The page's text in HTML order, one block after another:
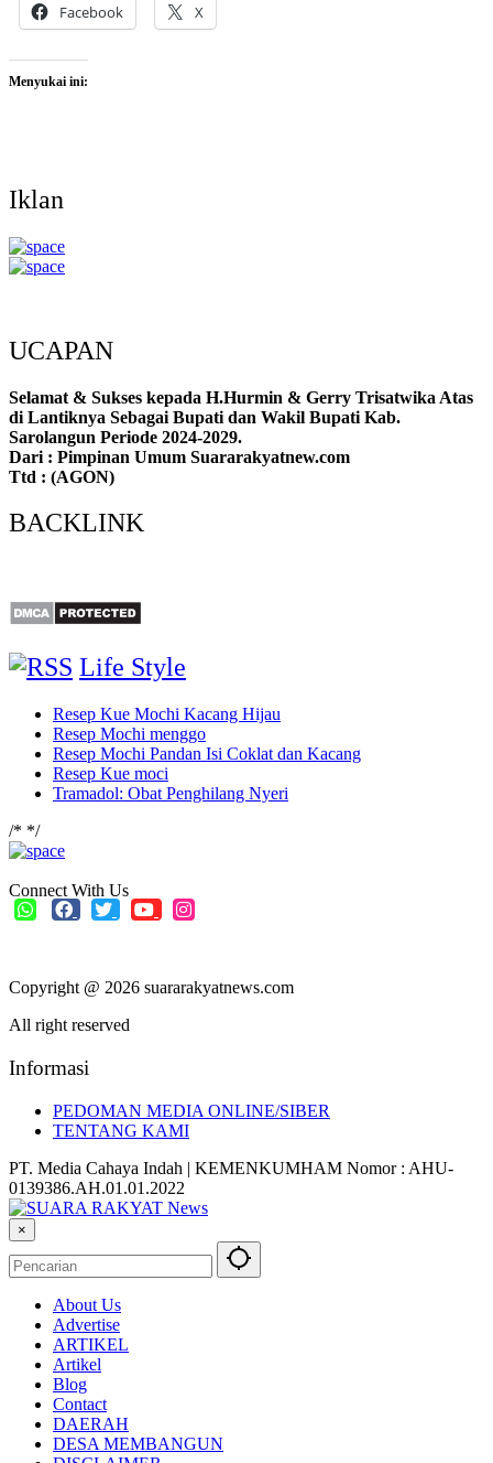
Facebook X
Menyukai ini:
Iklan
UCAPAN
Selamat & Sukses kepada H.Hurmin & Gerry Trisatwika Atas
di Lantiknya Sebagai Bupati dan Wakil Bupati Kab.
Sarolangun Periode 2024-2029.
Dari : Pimpinan Umum Suararakyatnew.com
Ttd : (AGON)
BACKLINK
Life Style
Resep Kue Mochi Kacang Hijau
Resep Mochi menggo
Resep Mochi Pandan Isi Coklat dan Kacang
Resep Kue moci
Tramadol: Obat Penghilang Nyeri
/* */
Connect With Us
Copyright @ 2026 suararakyatnews.com
All right reserved
Informasi
PEDOMAN MEDIA ONLINE/SIBER
TENTANG KAMI
PT. Media Cahaya Indah | KEMENKUMHAM Nomor : AHU-
0139386.AH.01.01.2022
×
About Us
Advertise
ARTIKEL
Artikel
Blog
Contact
DAERAH
DESA MEMBANGUN